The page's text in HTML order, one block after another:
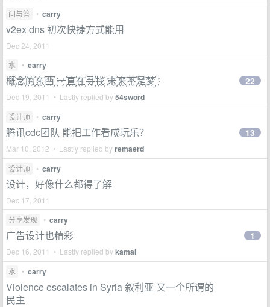
问与答
• carry
v2ex dns 初次快捷方式能用
Dec 24, 2011
水
• carry
概҉念҉的҉东҉西҉ 一҉直҉在҉寻҉找҉ 未҉来҉不҉是҉梦҉
Dec 19, 2011 • Lastly replied by54sword
22
设计师 • carry
腾讯cdc团队 能把工作看成玩乐？
Mar 10, 2012 • Lastly replied byremaerd
13
设计师 • carry
设计，好像什么都得了解
Dec 17, 2011
分享发现
• carry
广告设计也精彩
Dec 16, 2011 • Lastly replied bykamal
1
水 • carry
Violence escalates in Syria 叙利亚 又一个所谓的
民主